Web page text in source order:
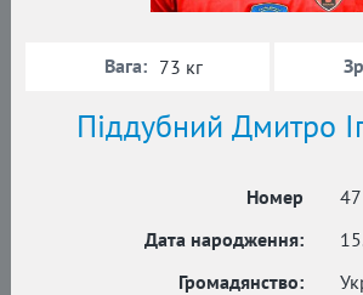
Піддубний Дмитро
Номер
47
Дата народження:
Громадянство:
Вага: 73 кг